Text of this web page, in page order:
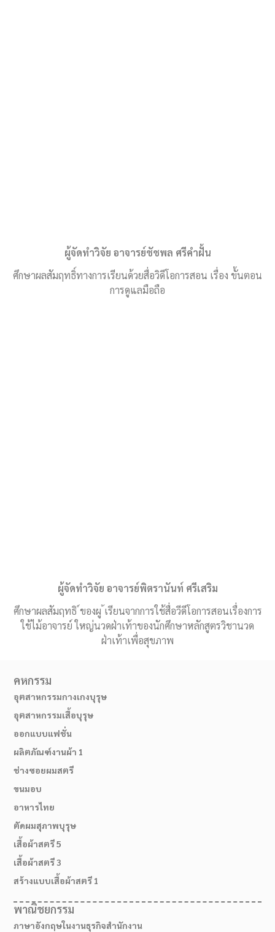
ผู้จัดทำวิจัย อาจารย์ชัชพล ศรีคำฝั้น
ศึกษาผลสัมฤทธิ์ทางการเรียนด้วยสื่อวิดีโอการสอน เรื่อง ขั้นตอน
การดูแลมือถือ
ผู้จัดทำวิจัย อาจารย์พิตรานันท์ ศรีเสริม
ศึกษาผลสัมฤทธิ ์ของผู ้เรียนจากการใช้สื่อวีดีโอการสอนเรื่องการ
ใช้ไม้อาจารย์ ใหญ่นวดฝ่าเท้าของนักศึกษาหลักสูตรวิชานวด
ฝ่าเท้าเพื่อสุขภาพ
คหกรรม
อุตสาหกรรมกางเกงบุรุษ
อุตสาหกรรมเสื้อบุรุษ
ออกแบบแฟชั่น
ผลิตภัณฑ์งานผ้า 1
ช่างซอยผมสตรี
ขนมอบ
อาหารไทย
ตัดผมสุภาพบุรุษ
เสื้อผ้าสตรี 5
เสื้อผ้าสตรี 3
สร้างแบบเสื้อผ้าสตรี 1
พาณิชยกรรม
ภาษาอังกฤษในงานธุรกิจสำนักงาน